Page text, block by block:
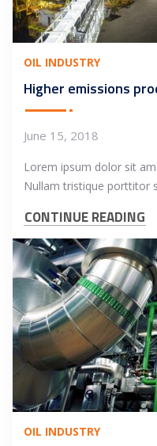
OIL INDUSTRY
Higher emissions
June 15, 2018
Lorem ipsum dolor sit
Nullam tristique porttitor
CONTINUE READING
OIL INDUSTRY